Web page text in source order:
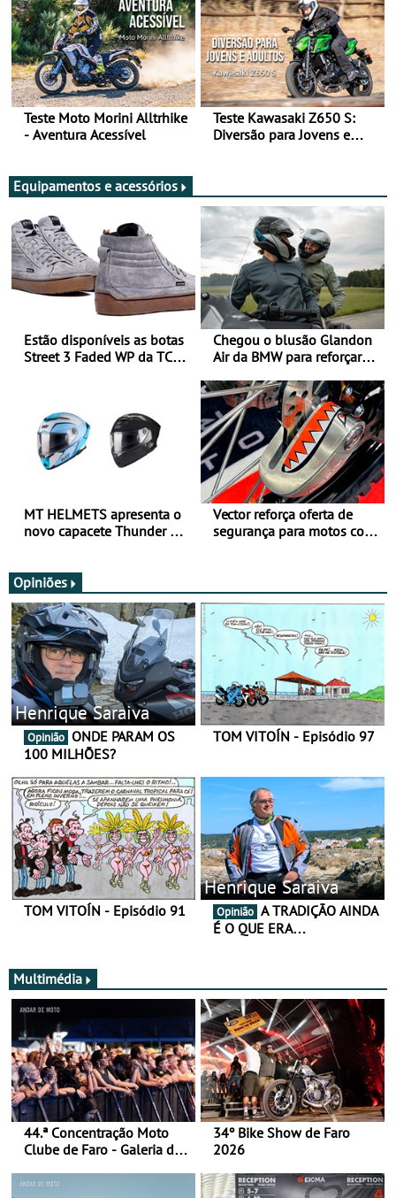
Teste Moto Morini Alltrhike
- Aventura Acessível
Teste Kawasaki Z650 S:
Diversão para Jovens e
Equipamentos e acessórios
Estão disponíveis as botas
Street 3 Faded WP da TCX
Chegou o blusão Glandon
Air da BMW para reforçar
verão
MT HELMETS apresenta o
novo capacete Thunder 4 R
Vector reforça oferta de
segurança para motos com
Opiniões
Henrique Saraiva
Opinião
100 MILHÕES?
TOM VITOÍN - Episódio 97
TOM VITOÍN - Episódio 91
Henrique Saraiva
Opinião
É O QUE ERA…
Multimédia
44.ª Concentração Moto
Clube de Faro - Galeria de
34º Bike Show de Faro
2026